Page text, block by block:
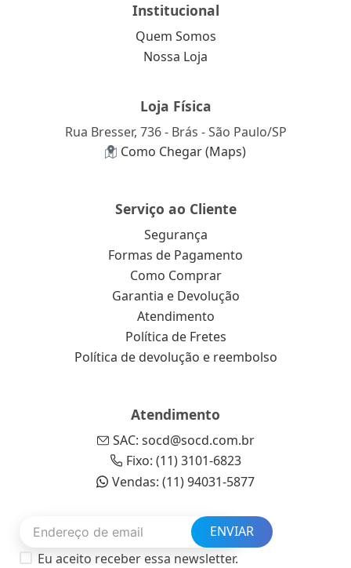
Institucional
Quem Somos
Nossa Loja
Loja Física
Rua Bresser, 736 - Brás - São Paulo/SP
Como Chegar (Maps)
Serviço ao Cliente
Segurança
Formas de Pagamento
Como Comprar
Garantia e Devolução
Atendimento
Política de Fretes
Política de devolução e reembolso
Atendimento
SAC: socd@socd.com.br
Fixo: (11) 3101-6823
Vendas: (11) 94031-5877
ENVIAR
Eu aceito receber essa newsletter.